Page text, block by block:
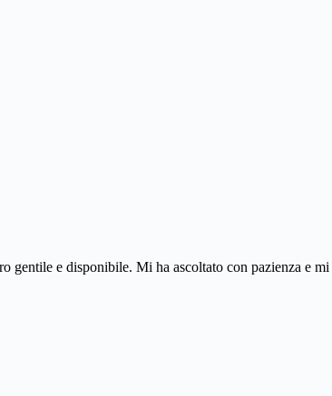
gentile e disponibile. Mi ha ascoltato con pazienza e